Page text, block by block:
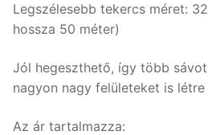
Legszélesebb tekercs méret:
hossza 50 méter)
Jól hegeszthető, így több
nagyon nagy felületeket is létre
Az ár tartalmazza: